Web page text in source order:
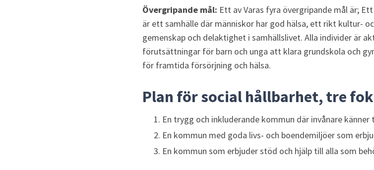
Övergripande mål: Ett av Varas fyra övergripande mål är;
är ett samhälle där människor har god hälsa, ett rikt kultur-
gemenskap och delaktighet i samhällslivet. Alla individer är
förutsättningar för barn och unga att klara grundskola och
för framtida försörjning och hälsa.
Plan för social hållbarhet, tre
En trygg och inkluderande kommun där invånare
En kommun med goda livs- och boendemiljöer som
En kommun som erbjuder stöd och hjälp till alla som